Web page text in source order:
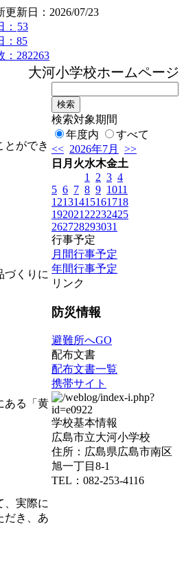
更新日：2026/07/23
： 53
：85
：282263
大河小学校ホームページ
ができ
づくりに
ある「黄
、実際に
だき、あ
検索対象期間
年度内
すべて
<< 2026年7月
>>
日 月 火水木金土
1
2 3 4
5 6 7 8 9 1011
12131415161718
192021 22232425
262728293031
行事予定
月間行事予定
年間行事予定
リンク
防災情報
避難所へGO
配布文書
配布文書一覧
携帯サイト
学校基本情報
広島市立大河小学校
住所：広島県広島市南区
旭一丁目8-1
TEL：082-253-4116